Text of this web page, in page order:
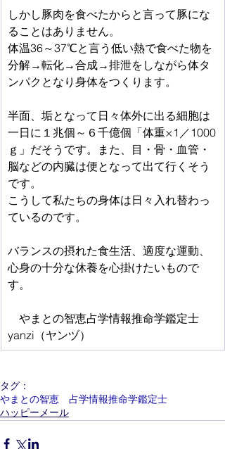
しかし豚肉を食べたからと言って豚にな
ることはありません。
体温36～37℃と言う低い熱で食べた物を
分解→転化→合成→排泄をしながら体タ
ンパクとなり身体をつくります。
半面、垢となって日々体外に出る細胞は
一日に１兆個～６千億個「体重×1／1000
ｇ」だそうです。また、目・骨・血管・
脳などの内臓は便となって出て行くそう
です。
こうして私たちの身体は日々入れ替わっ
ているのです。
バランスの摂れた食生活、適度な運動、
心身の十分な休養を心掛けたいもので
す。
やまとの智恵占学情報推命学鑑定士
yanzi（ヤンヅ）
タグ：
やまとの智恵 占学情報推命学鑑定士
ハッピーメール